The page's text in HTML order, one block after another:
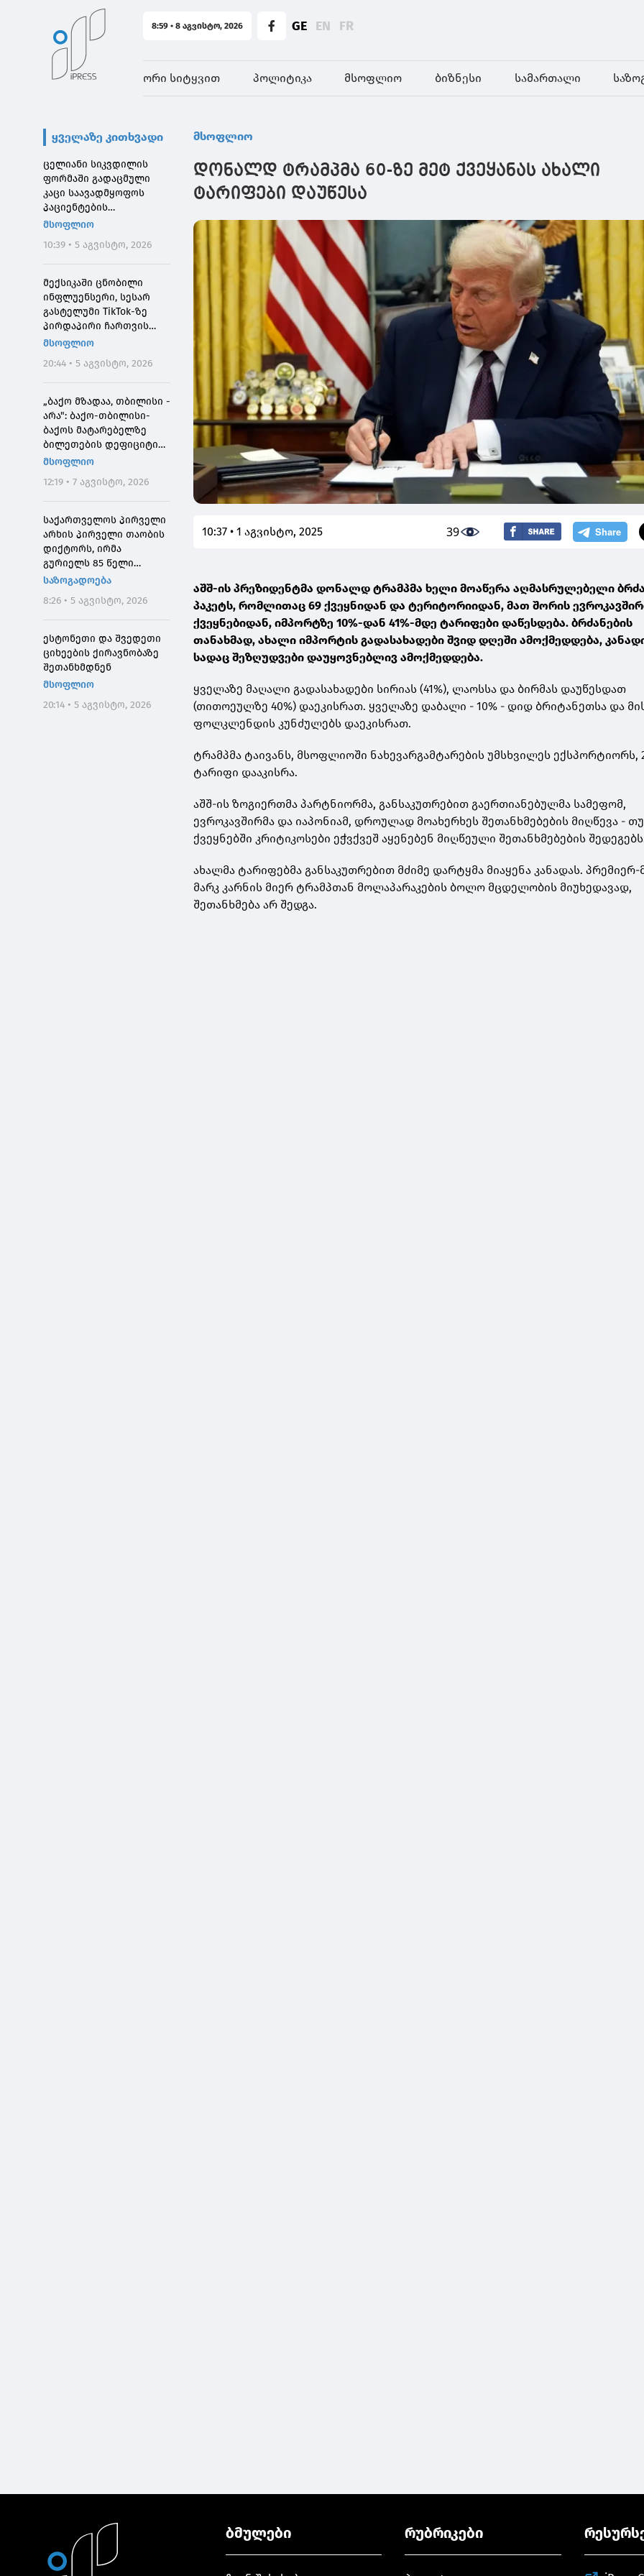
8:59 • 8 აგვისტო, 2026 GE EN FR
ორი სიტყვით პოლიტიკა მსოფლიო ბიზნესი სამართალი
ყველაზე კითხვადი
ცელიანი სიკვდილის
ფორმაში გადაცმული
კაცი საავადმყოფოს
პაციენტების
შეშინებისთვის
მსოფლიო
10:39 • 5 აგვისტო, 2026
მექსიკაში ცნობილი
ინფლუენსერი, სესარ
გასტელუმი TikTok-ზე
პირდაპირი ჩართვის
დროს მოკლეს
მსოფლიო
20:44 • 5 აგვისტო, 2026
„ბაქო მზადაა, თბილისი -
არა": ბაქო-თბილისი-
ბაქოს მატარებელზე
ბილეთების დეფიციტის
მიზეზი
მსოფლიო
12:19 • 7 აგვისტო, 2026
საქართველოს პირველი
არხის პირველი თაობის
დიქტორს, ირმა
გურიელს 85 წელი
შეუსრულდა
საზოგადოება
8:26 • 5 აგვისტო, 2026
ესტონეთი და შვედეთი
ციხეების ქირავნობაზე
შეთანხმდნენ
მსოფლიო
20:14 • 5 აგვისტო, 2026
მსოფლიო
დონალდ ტრამპმა 60-ზე მეტ ქვეყანას ახალი
ტარიფები დაუწესა
10:37 • 1 აგვისტო, 2025 39
აშშ-ის პრეზიდენტმა დონალდ ტრამპმა ხელი მოაწერა აღმასრულებელი
პაკეტს, რომლითაც 69 ქვეყნიდან და ტერიტორიიდან, მათ შორის
ქვეყნებიდან, იმპორტზე 10%-დან 41%-მდე ტარიფები დაწესდება. ბრძანების
თანახმად, ახალი იმპორტის გადასახადები შვიდ დღეში ამოქმედდება,
სადაც შეზღუდვები დაუყოვნებლივ ამოქმედდება.
ყველაზე მაღალი გადასახადები სირიას (41%), ლაოსსა და ბირმას დაუწესდათ
(თითოეულზე 40%) დაეკისრათ. ყველაზე დაბალი - 10% - დიდ ბრიტანეთსა და
ფოლკლენდის კუნძულებს დაეკისრათ.
ტრამპმა ტაივანს, მსოფლიოში ნახევარგამტარების უმსხვილეს ექსპორტიორს,
ტარიფი დააკისრა.
აშშ-ის ზოგიერთმა პარტნიორმა, განსაკუთრებით გაერთიანებულმა სამეფომ,
ევროკავშირმა და იაპონიამ, დროულად მოახერხეს შეთანხმებების მიღწევა -
ქვეყნებში კრიტიკოსები ეჭვქვეშ აყენებენ მიღწეული შეთანხმებების
ახალმა ტარიფებმა განსაკუთრებით მძიმე დარტყმა მიაყენა კანადას.
მარკ კარნის მიერ ტრამპთან მოლაპარაკების ბოლო მცდელობის მიუხედავად,
შეთანხმება არ შედგა.
ბმულები რუბრიკები